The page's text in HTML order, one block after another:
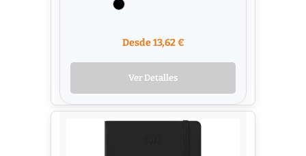
Desde 13,62 €
Ver Detalles